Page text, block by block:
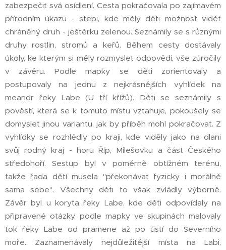
zabezpečit svá osídlení. Cesta pokračovala po zajímavém
přírodním úkazu - stepi, kde měly děti možnost vidět
chráněný druh - ještěrku zelenou. Seznámily se s různými
druhy rostlin, stromů a keřů. Během cesty dostávaly
úkoly, ke kterým si měly rozmyslet odpovědi, vše zúročily
v závěru. Podle mapky se děti zorientovaly a
postupovaly na jednu z nejkrásnějších vyhlídek na
meandr řeky Labe (U tří křížů). Děti se seznámily s
pověstí, která se k tomuto místu vztahuje, pokoušely se
domyslet jinou variantu, jak by příběh mohl pokračovat. Z
vyhlídky se rozhlédly po kraji, kde viděly jako na dlani
svůj rodný kraj - horu Říp, Milešovku a část Českého
středohoří. Sestup byl v poměrně obtížném terénu,
takže řada dětí musela "překonávat fyzicky i morálně
sama sebe". Všechny děti to však zvládly výborně.
Závěr byl u koryta řeky Labe, kde děti odpovídaly na
připravené otázky, podle mapky ve skupinách malovaly
tok řeky Labe od pramene až po ústí do Severního
moře. Zaznamenávaly nejdůležitější místa na Labi,